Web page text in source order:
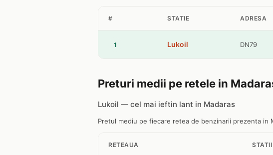
# STATIE ADRESA
1 Lukoil DN79
Preturi medii pe retele in
Lukoil — cel mai ieftin lant in Madaras
Pretul mediu pe fiecare retea de benzinarii prezenta
RETEAUA STATII